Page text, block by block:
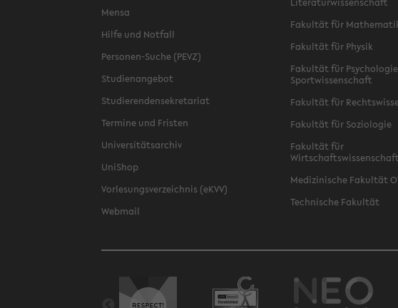
Mensa
Hilfe und Notfall
Personen-Suche (PEVZ)
Studienangebot
Studierendensekretariat
Termine und Fristen
Universitätsarchiv
UniShop
Vorlesungsverzeichnis (eKVV)
Webmail
Fakultät für
Fakultät für Physik
Fakultät für
Sportwissenschaft
Fakultät für
Fakultät für Soziologie
Fakultät für
Medizinische Fakultät
Technische Fakultät